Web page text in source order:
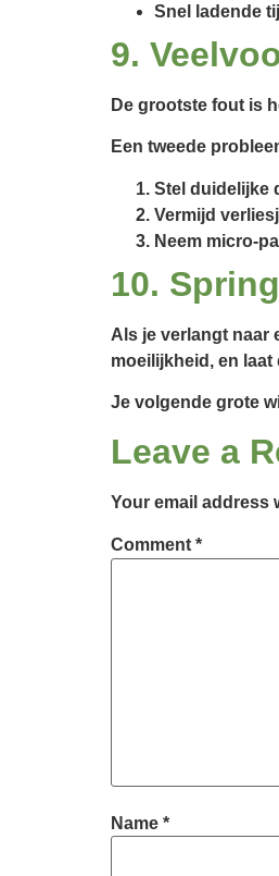
Snel ladende
9.
De grootste fout is
Een tweede
Stel duidelijke
Vermijd
Neem
10.
Als je verlangt naar
moeilijkheid, en
Je volgende grote
Leave a
Your email address
Comment *
Name *